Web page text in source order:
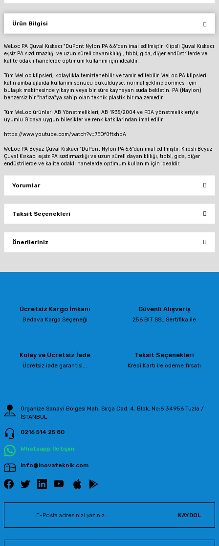
Ürün Bilgisi
WeLoc PA Çuval Kıskacı "DuPont Nylon PA 6.6"dan imal edilmiştir. Klipsli Çuval Kıskacı
eşsiz PA sızdırmazlığı ve uzun süreli dayanıklılığı, tıbbi, gıda, diğer endüstrilerde ve
kalite odaklı hanelerde optimum kullanım için idealdir.
Tüm WeLoc klipsleri, kolaylıkla temizlenebilir ve tamir edilebilir. WeLoc PA klipsleri
kalın ambalajlarda kullanım sonucu büküldüyse, normal şekline dönmesi için
bulaşık makinesinde yıkayın veya bir süre kaynayan suda bekletin. PA (Naylon)
benzersiz bir "hafıza"ya sahip olan teknik plastik bir malzemedir.
Tüm WeLoc ürünleri AB Yönetmelikleri, AB 1935/2004 ve FDA yönetmelikleriyle
uyumlu Gidaya uygun bilesikler ve renk katkilarindan imal edilir.
https://www.youtube.com/watch?v=7EOf0ftxhbA
WeLoc PA Beyaz Çuval Kıskacı "DuPont Nylon PA 6.6"dan imal edilmiştir. Klipsli Beyaz
Çuval Kıskacı eşsiz PA sızdırmazlığı ve uzun süreli dayanıklılığı, tıbbi, gıda, diğer
endüstrilerde ve kalite odaklı hanelerde optimum kullanım için idealdir.
Yorumlar
Bu ürüne ilk yorumu siz yapın!
Yorum Yaz
Taksit Seçenekleri
Önerileriniz
Ürün resmi kalitesiz, bozuk veya görüntülenemiyor.
Ürün fiyatı diğer sitelerden daha pahalı.
Ücretsiz Kargo İmkanı
Bedava Kargo Seçeneği
Güvenli Alışveriş
256 BIT SSL Sertifika ile
Kolay ve Ücretsiz İade
Ücretsiz iade garantisi...
Taksit Seçenekleri
Kredi Kartı ile ödeme fırsatı
Organize Sanayi Bölgesi Mah. Sırça Cad. 4. Blok, No:6 34956 Tuzla /
İSTANBUL
0216 514 25 80
Whatsapp İletişim
info@inovateknik.com
KAYDOL